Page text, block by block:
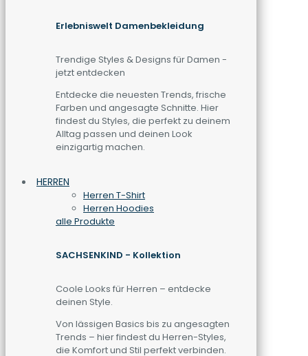
Erlebniswelt Damenbekleidung
Trendige Styles & Designs für Damen -
jetzt entdecken
Entdecke die neuesten Trends, frische
Farben und angesagte Schnitte. Hier
findest du Styles, die perfekt zu deinem
Alltag passen und deinen Look
einzigartig machen.
HERREN
Herren T-Shirt
Herren Hoodies
alle Produkte
SACHSENKIND - Kollektion
Coole Looks für Herren – entdecke
deinen Style.
Von lässigen Basics bis zu angesagten
Trends – hier findest du Herren-Styles,
die Komfort und Stil perfekt verbinden.